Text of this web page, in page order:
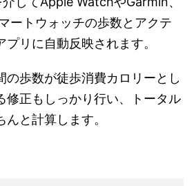
ートウォッチの歩数とアクテ
プリに自動反映されます。
の歩数が徒歩消費カロリーとし
修正もしっかり行い、トータル
と計算します。